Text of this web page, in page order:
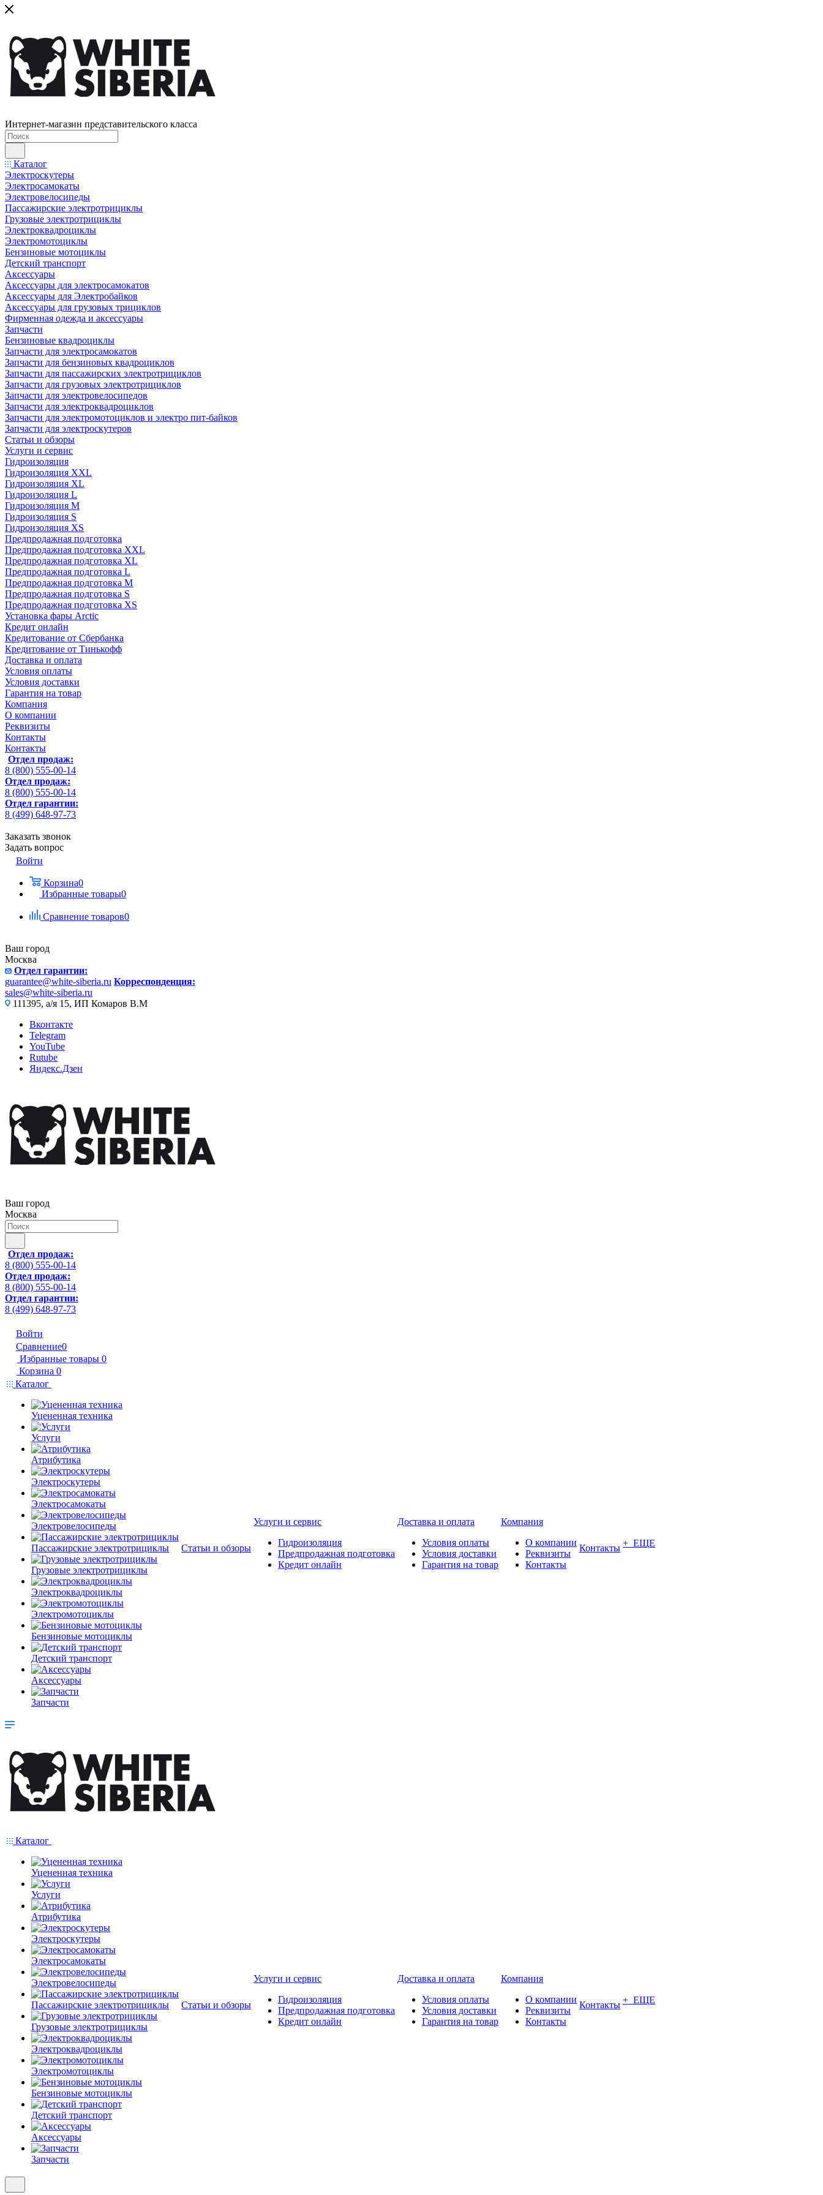
Интернет-магазин представительского класса
Каталог
Электроскутеры
Электросамокаты
Электровелосипеды
Пассажирские электротрициклы
Грузовые электротрициклы
Электроквадроциклы
Электромотоциклы
Бензиновые мотоциклы
Детский транспорт
Аксессуары
Аксессуары для электросамокатов
Аксессуары для Электробайков
Аксессуары для грузовых трициклов
Фирменная одежда и аксессуары
Запчасти
Бензиновые квадроциклы
Запчасти для электросамокатов
Запчасти для бензиновых квадроциклов
Запчасти для пассажирских электротрициклов
Запчасти для грузовых электротрициклов
Запчасти для электровелосипедов
Запчасти для электроквадроциклов
Запчасти для электромотоциклов и электро пит-байков
Запчасти для электроскутеров
Статьи и обзоры
Услуги и сервис
Гидроизоляция
Гидроизоляция XXL
Гидроизоляция XL
Гидроизоляция L
Гидроизоляция M
Гидроизоляция S
Гидроизоляция XS
Предпродажная подготовка
Предпродажная подготовка XXL
Предпродажная подготовка XL
Предпродажная подготовка L
Предпродажная подготовка M
Предпродажная подготовка S
Предпродажная подготовка XS
Установка фары Arctic
Кредит онлайн
Кредитование от Сбербанка
Кредитование от Тинькофф
Доставка и оплата
Условия оплаты
Условия доставки
Гарантия на товар
Компания
О компании
Реквизиты
Контакты
Контакты
Отдел продаж:
8 (800) 555-00-14
Отдел продаж:
8 (800) 555-00-14
Отдел гарантии:
8 (499) 648-97-73
Заказать звонок
Задать вопрос
Войти
Корзина0
Избранные товары0
Сравнение товаров0
Ваш город
Москва
Отдел гарантии:
guarantee@white-siberia.ru Корреспонденция:
sales@white-siberia.ru
111395, а/я 15, ИП Комаров В.М
Вконтакте
Telegram
YouTube
Rutube
Яндекс.Дзен
Ваш город
Москва
Отдел продаж:
8 (800) 555-00-14
Отдел продаж:
8 (800) 555-00-14
Отдел гарантии:
8 (499) 648-97-73
Войти
Сравнение0
Избранные товары 0
Корзина 0
Каталог
Уцененная техника
Услуги
Атрибутика
Электроскутеры
Электросамокаты
Электровелосипеды
Пассажирские электротрициклы
Грузовые электротрициклы
Электроквадроциклы
Электромотоциклы
Бензиновые мотоциклы
Детский транспорт
Аксессуары
Запчасти
Статьи и обзоры
Услуги и сервис
Гидроизоляция
Предпродажная подготовка
Кредит онлайн
Доставка и оплата
Условия оплаты
Условия доставки
Гарантия на товар
Компания
О компании
Реквизиты
Контакты
Контакты + ЕЩЕ
Каталог
Уцененная техника
Услуги
Атрибутика
Электроскутеры
Электросамокаты
Электровелосипеды
Пассажирские электротрициклы
Грузовые электротрициклы
Электроквадроциклы
Электромотоциклы
Бензиновые мотоциклы
Детский транспорт
Аксессуары
Запчасти
Статьи и обзоры
Услуги и сервис
Гидроизоляция
Предпродажная подготовка
Кредит онлайн
Доставка и оплата
Условия оплаты
Условия доставки
Гарантия на товар
Компания
О компании
Реквизиты
Контакты
Контакты + ЕЩЕ